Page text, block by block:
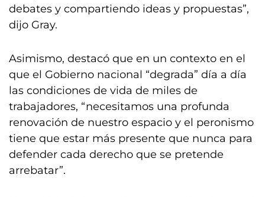
debates y compartiendo ideas y propuestas”,
dijo Gray.
Asimismo, destacó que en un contexto en el
que el Gobierno nacional “degrada” día a día
las condiciones de vida de miles de
trabajadores, “necesitamos una profunda
renovación de nuestro espacio y el peronismo
tiene que estar más presente que nunca para
defender cada derecho que se pretende
arrebatar”.